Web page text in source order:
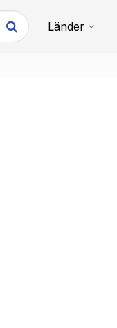
Länder